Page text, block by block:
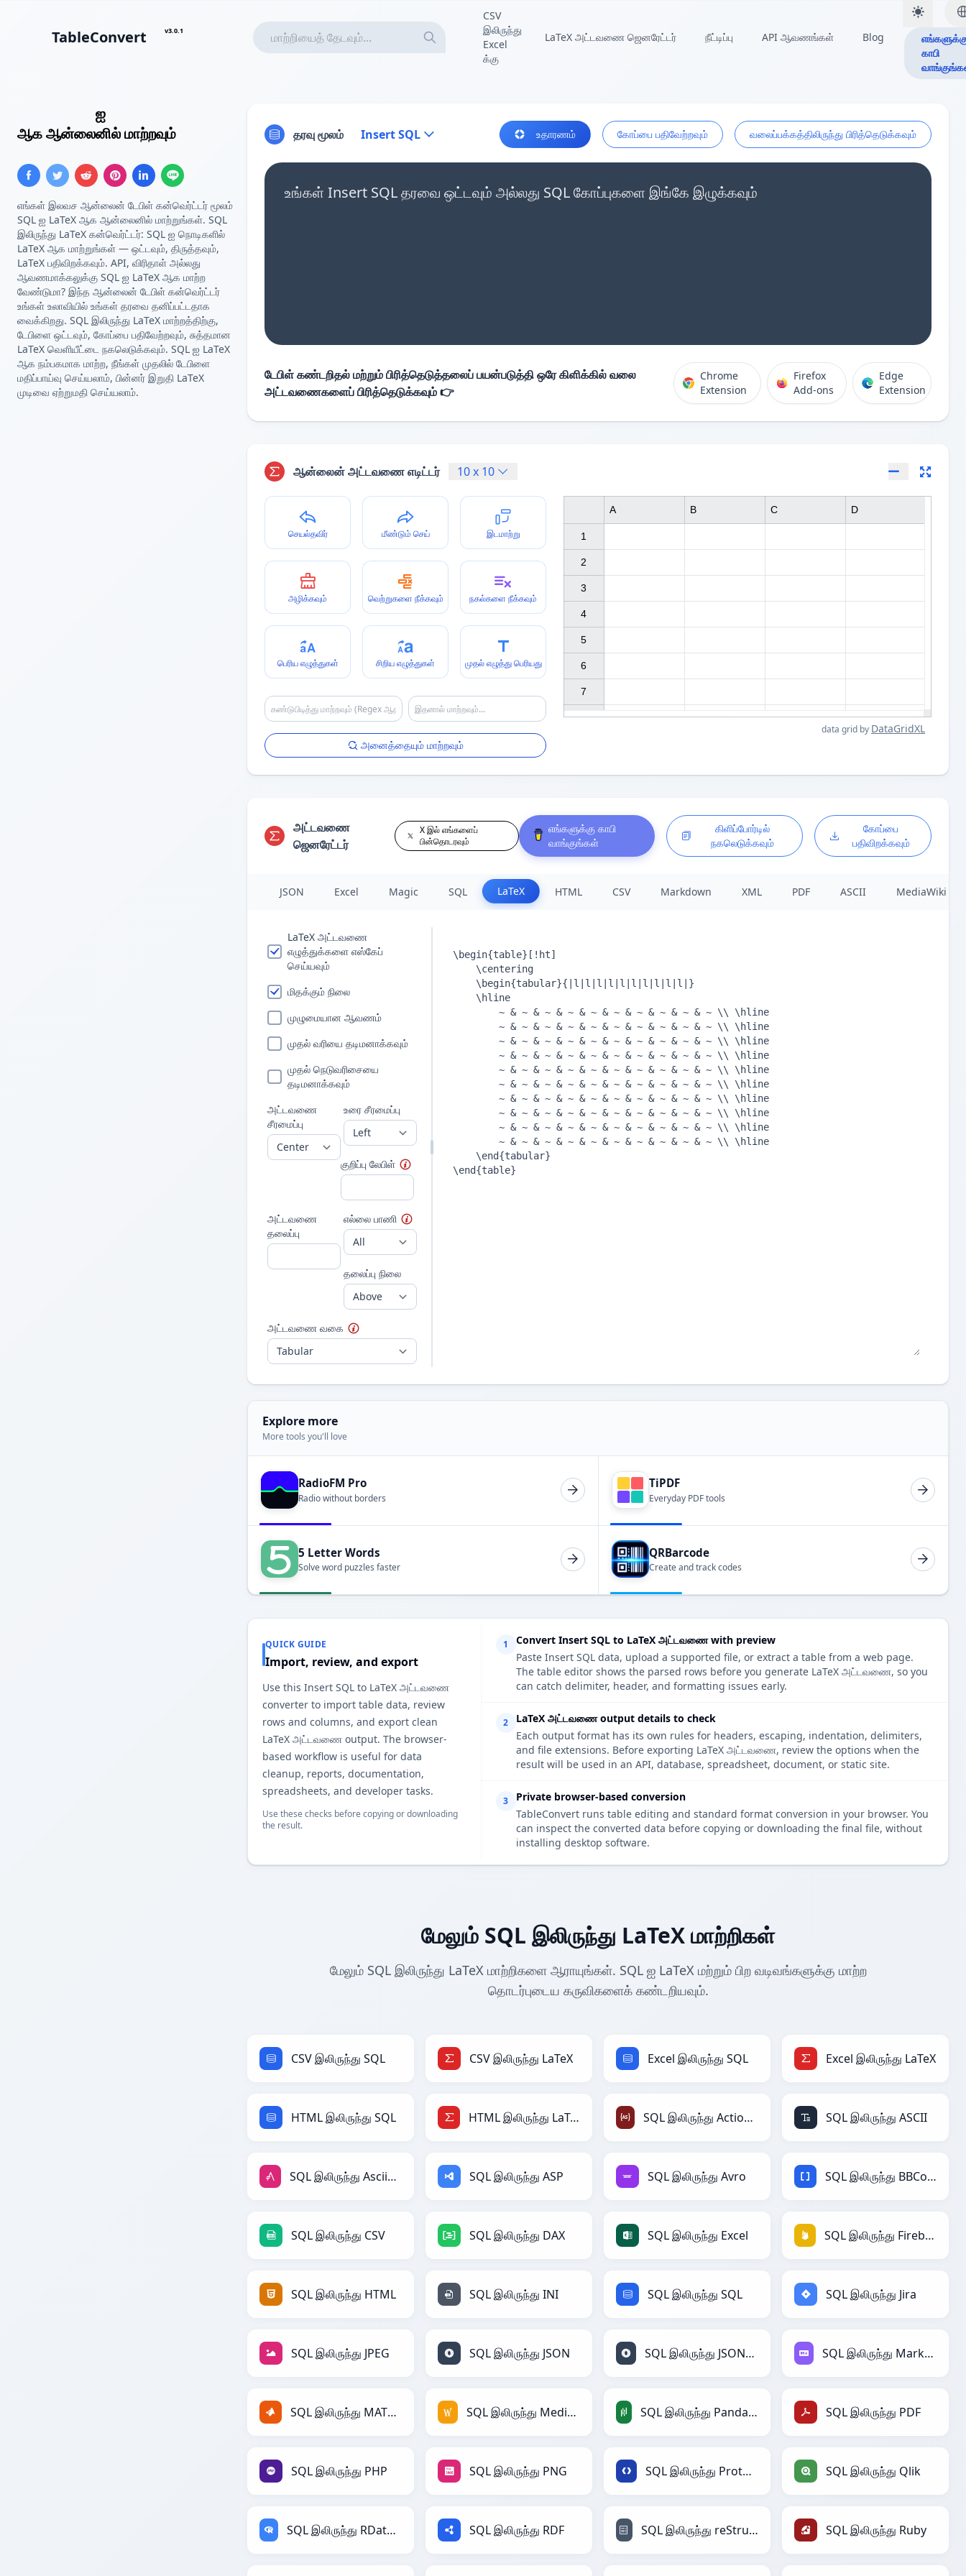
TableConvert v3.0.1
CSV
இலிருந்து
Excel
க்கு
LaTeX அட்டவணை ஜெனரேட்டர் நீட்டிப்பு API ஆவணங்கள் Blog
காபி
ஐ
ஆக ஆன்லைனில் மாற்றவும்
எங்கள் இலவச ஆன்லைன் டேபிள் கன்வெர்ட்டர் மூலம்
SQL ஐ LaTeX ஆக ஆன்லைனில் மாற்றுங்கள். SQL
இலிருந்து LaTeX கன்வெர்ட்டர்: SQL ஐ நொடிகளில்
LaTeX ஆக மாற்றுங்கள் — ஒட்டவும், திருத்தவும்,
LaTeX பதிவிறக்கவும். API, விரிதாள் அல்லது
ஆவணமாக்கலுக்கு SQL ஐ LaTeX ஆக மாற்ற
வேண்டுமா? இந்த ஆன்லைன் டேபிள் கன்வெர்ட்டர்
உங்கள் உலாவியில் உங்கள் தரவை தனிப்பட்டதாக
வைக்கிறது. SQL இலிருந்து LaTeX மாற்றத்திற்கு,
டேபிளை ஒட்டவும், கோப்பை பதிவேற்றவும், சுத்தமான
LaTeX வெளியீட்டை நகலெடுக்கவும். SQL ஐ LaTeX
ஆக நம்பகமாக மாற்ற, நீங்கள் முதலில் டேபிளை
மதிப்பாய்வு செய்யலாம், பின்னர் இறுதி LaTeX
முடிவை ஏற்றுமதி செய்யலாம்.
தரவு மூலம் Insert SQL உதாரணம் கோப்பை பதிவேற்றவும் வலைப்பக்கத்திலிருந்து பிரித்தெடுக்கவும்
உங்கள் Insert SQL தரவை ஒட்டவும் அல்லது SQL கோப்புகளை இங்கே இழுக்கவும்
டேபிள் கண்டறிதல் மற்றும் பிரித்தெடுத்தலைப் பயன்படுத்தி ஒரே கிளிக்கில் வலை
அட்டவணைகளைப் பிரித்தெடுக்கவும் 👉
Chrome
Extension
Firefox
Add-ons
Edge
Extension
ஆன்லைன் அட்டவணை எடிட்டர் 10x 10
செயல்தவிர் மீண்டும் செய் இடமாற்று
அழிக்கவும் வெற்றுகளை நீக்கவும் நகல்களை நீக்கவும்
பெரிய எழுத்துகள் சிறிய எழுத்துகள் முதல் எழுத்து பெரியது
அனைத்தையும் மாற்றவும்
data grid by DataGridXL
1
2
3
4
5
6
7
A B C D
அட்டவணை
ஜெனரேட்டர்
X இல் எங்களைப்
பின்தொடரவும்
எங்களுக்கு காபி
வாங்குங்கள்
கிளிப்போர்டில்
நகலெடுக்கவும்
கோப்பை
பதிவிறக்கவும்
JSON Excel Magic SQL LaTeX HTML CSV Markdown XML PDF ASCII MediaWiki
LaTeX அட்டவணை
எழுத்துக்களை எஸ்கேப்
செய்யவும்
மிதக்கும் நிலை
முழுமையான ஆவணம்
முதல் வரியை தடிமனாக்கவும்
முதல் நெடுவரிசையை
தடிமனாக்கவும்
அட்டவணை
சீரமைப்பு
உரை சீரமைப்பு
குறிப்பு லேபிள்
எல்லை பாணி
அட்டவணை
தலைப்பு
தலைப்பு நிலை
அட்டவணை வகை
Explore more
More tools you'll love
RadioFM Pro
Radio without borders
TiPDF
Everyday PDF tools
5 Letter Words
Solve word puzzles faster
QRBarcode
Create and track codes
QUICK GUIDE
Import, review, and export
Use this Insert SQL to LaTeX அட்டவணை
converter to import table data, review
rows and columns, and export clean
LaTeX அட்டவணை output. The browser-
based workflow is useful for data
cleanup, reports, documentation,
spreadsheets, and developer tasks.
Use these checks before copying or downloading
the result.
1
Convert Insert SQL to LaTeX அட்டவணை with preview
Paste Insert SQL data, upload a supported file, or extract a table from a web page.
The table editor shows the parsed rows before you generate LaTeX அட்டவணை, so you
can catch delimiter, header, and formatting issues early.
2
LaTeX அட்டவணை output details to check
Each output format has its own rules for headers, escaping, indentation, delimiters,
and file extensions. Before exporting LaTeX அட்டவணை, review the options when the
result will be used in an API, database, spreadsheet, document, or static site.
3
Private browser-based conversion
TableConvert runs table editing and standard format conversion in your browser. You
can inspect the converted data before copying or downloading the final file, without
installing desktop software.
மேலும் SQL இலிருந்து LaTeX மாற்றிகள்
மேலும் SQL இலிருந்து LaTeX மாற்றிகளை ஆராயுங்கள். SQL ஐ LaTeX மற்றும் பிற வடிவங்களுக்கு மாற்ற
தொடர்புடைய கருவிகளைக் கண்டறியவும்.
CSV இலிருந்து SQL CSV இலிருந்து LaTeX Excel இலிருந்து SQL Excel இலிருந்து LaTeX
HTML இலிருந்து SQL HTML இலிருந்து LaTeX SQL இலிருந்து ActionScript SQL இலிருந்து ASCII
SQL இலிருந்து AsciiDoc SQL இலிருந்து ASP SQL இலிருந்து Avro SQL இலிருந்து BBCode
SQL இலிருந்து CSV SQL இலிருந்து DAX SQL இலிருந்து Excel SQL இலிருந்து Firebase
SQL இலிருந்து HTML SQL இலிருந்து INI SQL இலிருந்து SQL SQL இலிருந்து Jira
SQL இலிருந்து JPEG SQL இலிருந்து JSON SQL இலிருந்து JSONLines SQL இலிருந்து Markdown
SQL இலிருந்து MATLAB SQL இலிருந்து MediaWiki SQL இலிருந்து PandasDataFrame SQL இலிருந்து PDF
SQL இலிருந்து PHP SQL இலிருந்து PNG SQL இலிருந்து Protobuf SQL இலிருந்து Qlik
SQL இலிருந்து RDataFrame SQL இலிருந்து RDF SQL இலிருந்து reStructuredText SQL இலிருந்து Ruby